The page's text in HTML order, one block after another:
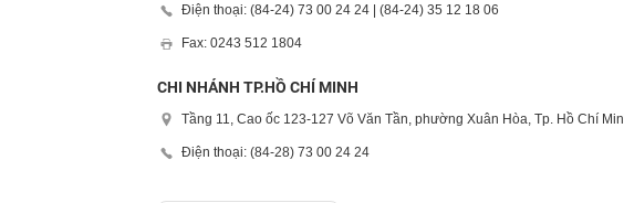
Điện thoại: (84-24) 73 00 24 24 | (84-24) 35 12 18 06
Fax: 0243 512 1804
CHI NHÁNH TP.HỒ CHÍ MINH
Tầng 11, Cao ốc 123-127 Võ Văn Tần, phường Xuân Hòa, Tp. Hồ Chí
Điện thoại: (84-28) 73 00 24 24